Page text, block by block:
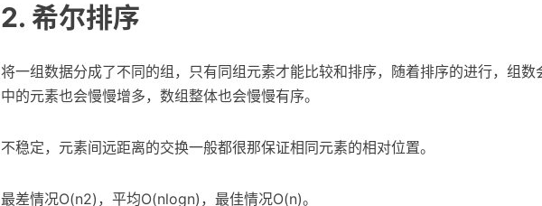
2. 希尔排序
将一组数据分成了不同的组，只有同组元素才能比较和排序，随着排序的进行，组数
中的元素也会慢慢增多，数组整体也会慢慢有序。
不稳定，元素间远距离的交换一般都很那保证相同元素的相对位置。
最差情况O(n2)，平均O(nlogn)，最佳情况O(n)。